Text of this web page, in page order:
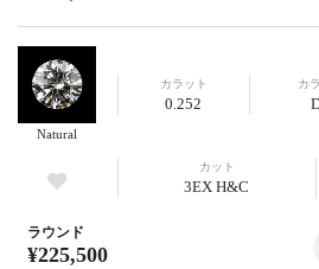
Natural
カラット
0.252
カ
カット
3EX H&C
ラウンド
¥225,500